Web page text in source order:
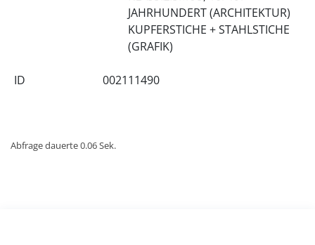
JAHRHUNDERT (ARCHITEKTUR)
KUPFERSTICHE + STAHLSTICHE
(GRAFIK)
ID 002111490
Abfrage dauerte 0.06 Sek.